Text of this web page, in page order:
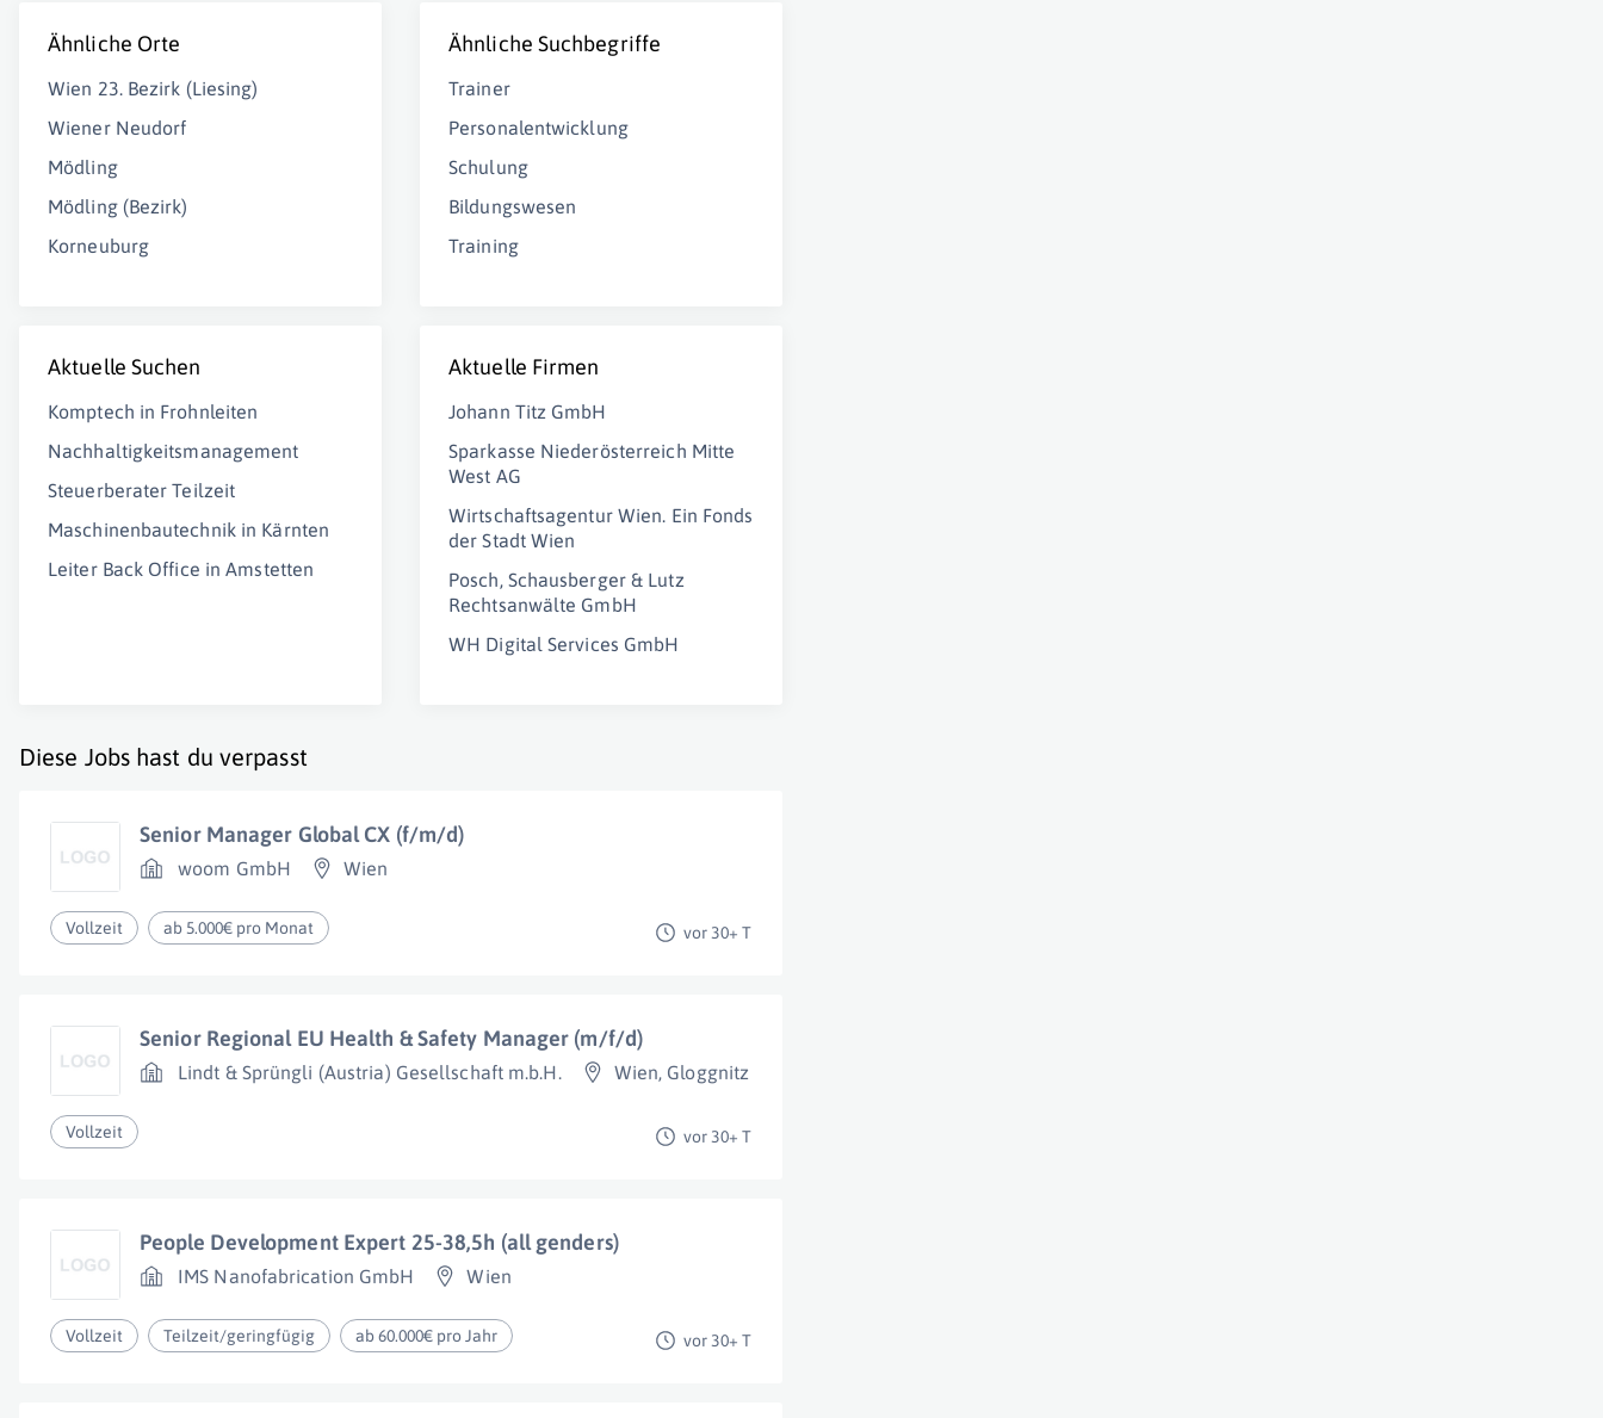
Ähnliche Orte
Wien 23. Bezirk (Liesing)
Wiener Neudorf
Mödling
Mödling (Bezirk)
Korneuburg
Ähnliche Suchbegriffe
Trainer
Personalentwicklung
Schulung
Bildungswesen
Training
Aktuelle Suchen
Komptech in Frohnleiten
Nachhaltigkeitsmanagement
Steuerberater Teilzeit
Maschinenbautechnik in Kärnten
Leiter Back Office in Amstetten
Aktuelle Firmen
Johann Titz GmbH
Sparkasse Niederösterreich Mitte
West AG
Wirtschaftsagentur Wien. Ein Fonds
der Stadt Wien
Posch, Schausberger & Lutz
Rechtsanwälte GmbH
WH Digital Services GmbH
Diese Jobs hast du verpasst
Senior Manager Global CX (f/m/d)
woom GmbH Wien
Vollzeit ab 5.000€ pro Monat vor 30+ T
Senior Regional EU Health & Safety Manager (m/f/d)
Lindt & Sprüngli (Austria) Gesellschaft m.b.H. Wien, Gloggnitz
Vollzeit vor 30+ T
People Development Expert 25-38,5h (all genders)
IMS Nanofabrication GmbH Wien
Vollzeit Teilzeit/geringfügig ab 60.000€ pro Jahr vor 30+ T